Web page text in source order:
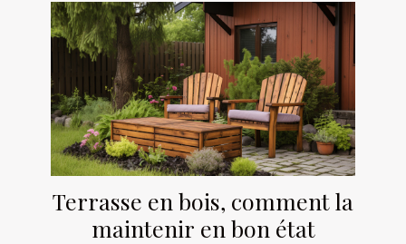
Terrasse en bois, comment la
maintenir en bon état